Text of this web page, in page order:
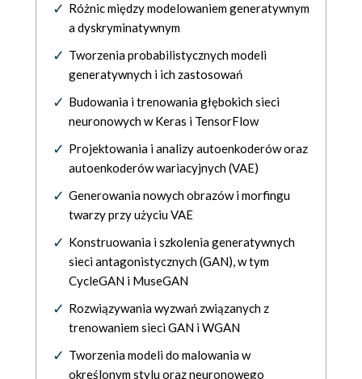
Różnic między modelowaniem generatywnym
a dyskryminatywnym
Tworzenia probabilistycznych modeli
generatywnych i ich zastosowań
Budowania i trenowania głębokich sieci
neuronowych w Keras i TensorFlow
Projektowania i analizy autoenkoderów oraz
autoenkoderów wariacyjnych (VAE)
Generowania nowych obrazów i morfingu
twarzy przy użyciu VAE
Konstruowania i szkolenia generatywnych
sieci antagonistycznych (GAN), w tym
CycleGAN i MuseGAN
Rozwiązywania wyzwań związanych z
trenowaniem sieci GAN i WGAN
Tworzenia modeli do malowania w
określonym stylu oraz neuronowego